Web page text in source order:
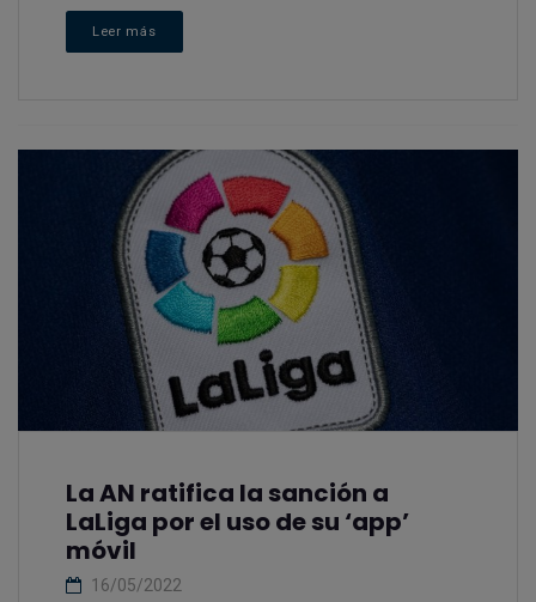
Leer más
La AN ratifica la sanción a
LaLiga por el uso de su ‘app’
móvil
16/05/2022